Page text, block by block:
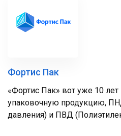
Фортис Пак
«Фортис Пак» вот уже 10 лет
упаковочную продукцию,
давления) и ПВД